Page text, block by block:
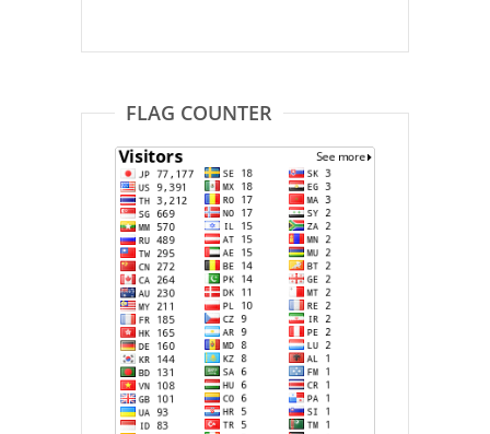
FLAG COUNTER